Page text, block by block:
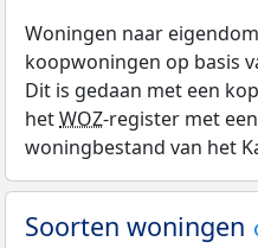
Woningen naar
koopwoningen op basis
Dit is gedaan met een
hetWOZ-register met
woningbestand van het
Soorten woningen